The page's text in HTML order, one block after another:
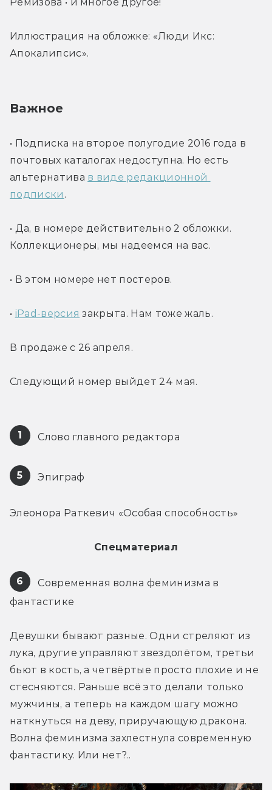
Иллюстрация на обложке: «Люди Икс:
Апокалипсис».
Важное
• Подписка на второе полугодие 2016 года в
почтовых каталогах недоступна. Но есть
альтернатива в виде редакционной
подписки .
• Да, в номере действительно 2 обложки.
Коллекционеры, мы надеемся на вас.
• В этом номере нет постеров.
• iPad-версия закрыта. Нам тоже жаль.
В продаже с 26 апреля.
Следующий номер выйдет 24 мая.
1 Слово главного редактора
5 Эпиграф
Элеонора Раткевич «Особая способность»
Спецматериал
6
Современная волна феминизма в
фантастике
Девушки бывают разные. Одни стреляют из
лука, другие управляют звездолётом, третьи
бьют в кость, а четвёртые просто плохие и не
стесняются. Раньше всё это делали только
мужчины, а теперь на каждом шагу можно
наткнуться на деву, приручающую дракона.
Волна феминизма захлестнула современную
фантастику. Или нет?..